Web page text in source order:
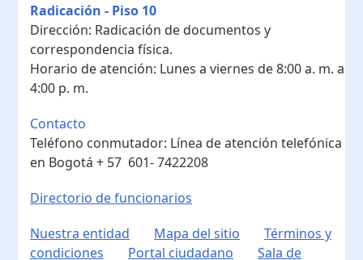
Radicación - Piso 10
Dirección: Radicación de documentos y
correspondencia física.
Horario de atención: Lunes a viernes de 8:00 a. m. a
4:00 p. m.
Contacto
Teléfono conmutador: Línea de atención telefónica
en Bogotá ​+ 57 601- 7422208
Directorio de funcionarios
Nuestra entidad
Mapa del sitio
Términos y
condiciones
Portal ciudadano Sala de